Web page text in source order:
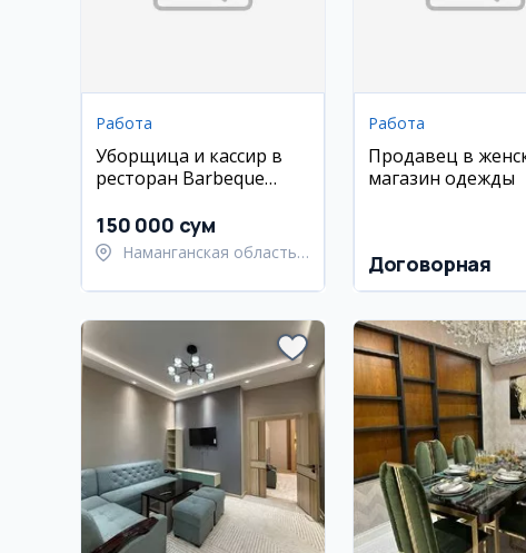
Работа
Уборщица и кассир в
ресторан Barbeque
150 000 сум
Наманганская область,
Работа
Продавец в
магазин одежды
Договорная